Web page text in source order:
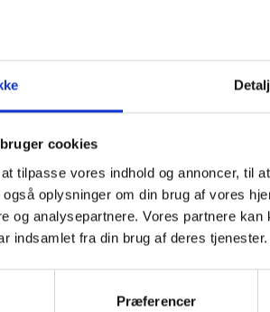
cookies
tilpasse vores indhold og annoncer, til
oplysninger om din brug af vores
og analysepartnere. Vores partnere
indsamlet fra din brug af deres tjenester.
Præferencer
Duromatic E, 3/8", 1,6